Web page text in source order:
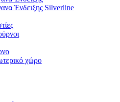
Ένδειξης Silverline
χώρο